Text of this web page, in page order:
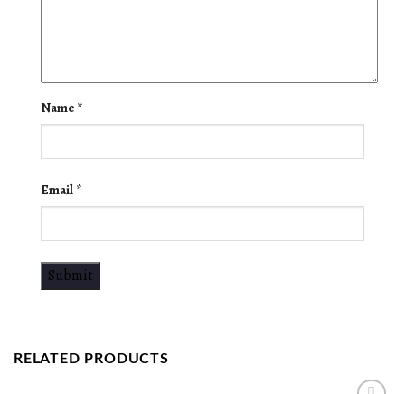
Name *
Email *
RELATED PRODUCTS